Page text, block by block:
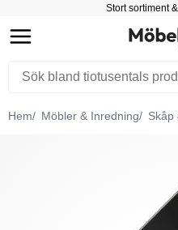
Stort sortiment
Hem Möbler & Inredning Skåp